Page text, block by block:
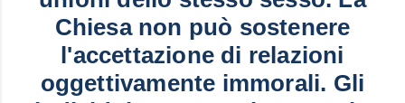
Chiesa non può sostenere
l'accettazione di relazioni
oggettivamente immorali. Gli